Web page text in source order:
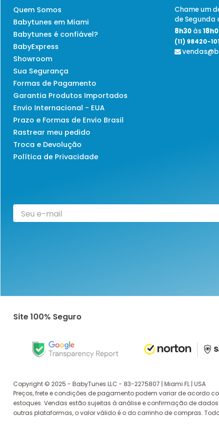
Quem Somos
Babytunes em Miami
Babytunes é confiável?
BabyExpress
Showroom
Sua Segurança
Formas de Pagamento
Garantia Produtos Importados
Envio Internacional - EUA
Prazo e Formas de Envio Brasil
Rastrear meu pedido
Troca e Devolução
Política de Privacidade
Chame um
de Segunda
8h30 às
(11) 98420-
Site 100% Seguro
Copyright © 2025 - BabyTunes LLC - 83-2275807 | Miami FL | USA
Preços, frete e condições de pagamento podem variar de acordo
estoques. Vendas estão sujeitas à análise e confirmação de
outras plataformas, o valor válido é o do carrinho de compras.